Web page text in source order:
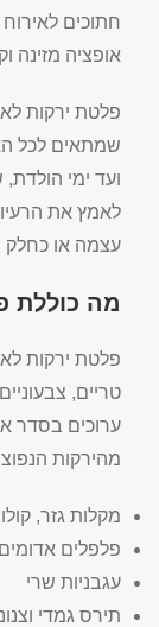
חתוכים
אופציה מזינה
פלטת ירקות
שמתאים לכל
ועד ימי
לאמץ את
עצמה או כחלק
מה כוללת
פלטת ירקות
טריים,
ערוכים בסדר
מהירקות
מקלות גזר,
פלפלים
עגבניות שרי
תירס גמדי